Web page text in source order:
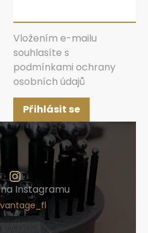
Vložením e-mailu
souhlasíte s
podmínkami ochrany
osobních údajů
Přihlásit se
Instagramu